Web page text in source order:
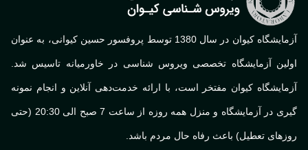
آزمایشگاه کیوان در سال 1380 توسط پروفسور حسین کیوانی، به عنوان
آزمایشگاه تخصصی ویروس شناسی در خاورمیانه تاسیس شد.
کیوان مفتخر است، با ارائه خدمت‌دهی آنلاین و انجام نمونه
گیری در آزمایشگاه و منزل همه روزه از ساعت 7 صبح الی 20:30 (حتی
تعطیل) باعث رفاه حال مردم باشد.